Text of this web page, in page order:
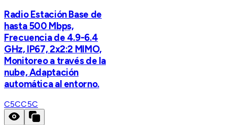
Radio Estación Base de
hasta 500 Mbps,
Frecuencia de 4.9-6.4
GHz, IP67, 2x2:2 MIMO,
Monitoreo a través de la
nube, Adaptación
automática al entorno.
C5CC5C